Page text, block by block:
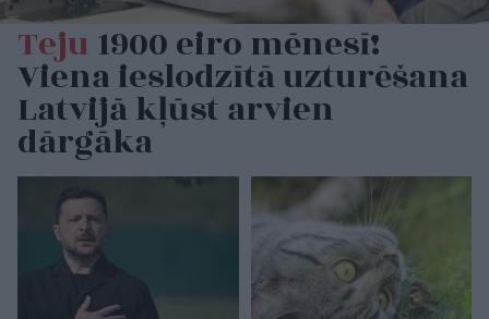
Teju1900 eiro mēnesī!
Viena ieslodzītā uzturēšana
Latvijā kļūst arvien
dārgāka